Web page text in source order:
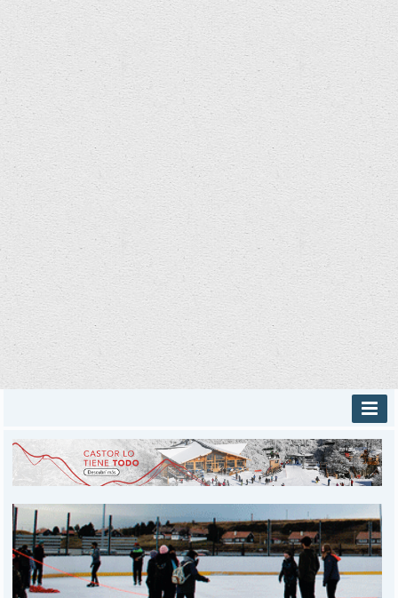
INICIO
PROVINCIALES
DEPORTES
POLICIALES
I-DIARIO
MÁS